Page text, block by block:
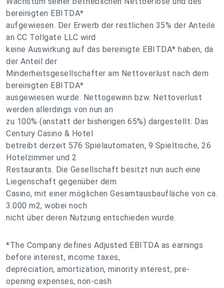
bereinigten EBITDA*
aufgewiesen. Der Erwerb der restlichen 35% der Anteile
an CC Tollgate LLC wird
keine Auswirkung auf das bereinigte EBITDA* haben, da
der Anteil der
Minderheitsgesellschafter am Nettoverlust nach dem
bereinigten EBITDA*
ausgewiesen wurde. Nettogewinn bzw. Nettoverlust
werden allerdings von nun an
zu 100% (anstatt der bisherigen 65%) dargestellt. Das
Century Casino & Hotel
betreibt derzeit 576 Spielautomaten, 9 Spieltische, 26
Hotelzimmer und 2
Restaurants. Die Gesellschaft besitzt nun auch eine
Liegenschaft gegenüber dem
Casino, mit einer möglichen Gesamtausbaufläche von ca.
3.000 m2, wobei noch
nicht über deren Nutzung entschieden wurde.
*The Company defines Adjusted EBITDA as earnings
before interest, income taxes,
depreciation, amortization, minority interest, pre-
opening expenses, non-cash